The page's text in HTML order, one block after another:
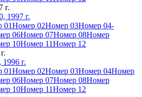
г.
1997 г.
01Номер 02Номер 03Номер 04-
06Номер 07Номер 08Номер
10Номер 11Номер 12
г.
01Номер 02Номер 03Номер 04Номер
06Номер 07Номер 08Номер
10Номер 11Номер 12